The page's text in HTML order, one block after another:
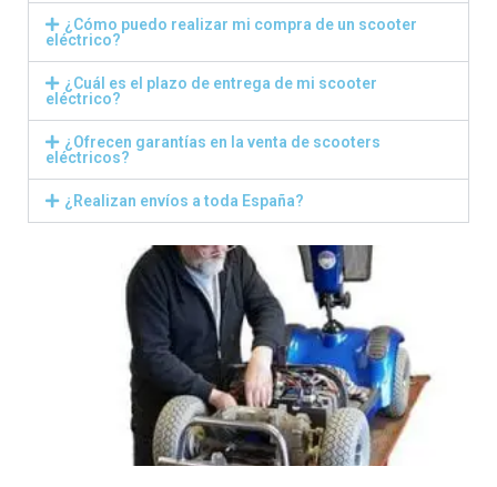
¿Cómo puedo realizar mi compra de un scooter
eléctrico?
¿Cuál es el plazo de entrega de mi scooter
eléctrico?
¿Ofrecen garantías en la venta de scooters
eléctricos?
¿Realizan envíos a toda España?